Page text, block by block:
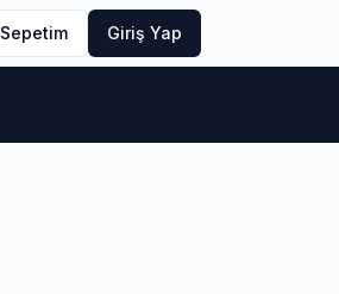
Sepetim Giriş Yap